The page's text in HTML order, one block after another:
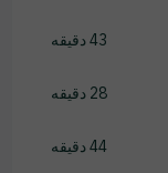
43 دقیقه
28 دقیقه
44 دقیقه